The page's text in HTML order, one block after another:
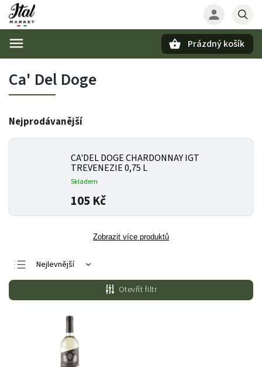
Prázdný košík
Ca' Del Doge
Nejprodávanější
CA'DEL DOGE CHARDONNAY IGT
TREVENEZIE 0,75 L
Skladem
105 Kč
Zobrazit více produktů
Nejlevnější
Nejdražší
Nejprodávanější
Abecedně
Otevřít filtr